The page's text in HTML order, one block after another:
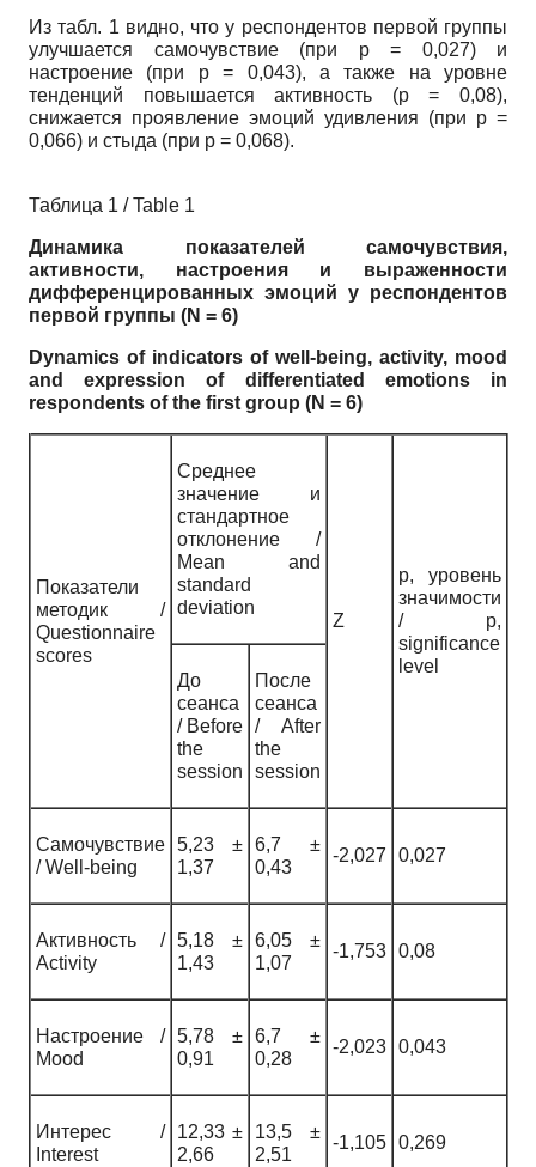
Из табл. 1 видно, что у респондентов первой группы
улучшается самочувствие (при р = 0,027) и
настроение (при р = 0,043), а также на уровне
тенденций повышается активность (р = 0,08),
снижается проявление эмоций удивления (при р =
0,066) и стыда (при р = 0,068).
Таблица 1 / Table 1
Динамика показателей самочувствия,
активности, настроения и выраженности
дифференцированных эмоций у респондентов
первой группы (N = 6)
Dynamics of indicators of well-being, activity, mood
and expression of differentiated emotions in
respondents of the first group (N = 6)
Показатели
методик /
Questionnaire
scores
Среднее
значение и
стандартное
отклонение /
Mean and
standard
deviation
Z
p, уровень
значимости
/ р,
significance
level
До
сеанса
/ Before
the
session
После
сеанса
/ After
the
session
Самочувствие
/ Well-being
5,23 ±
1,37
6,7 ±
0,43
-2,027 0,027
Активность /
Activity
5,18 ±
1,43
6,05 ±
1,07
-1,753 0,08
Настроение /
Mood
5,78 ±
0,91
6,7 ±
0,28
-2,023 0,043
Интерес /
Interest
12,33 ±
2,66
13,5 ±
2,51
-1,105 0,269